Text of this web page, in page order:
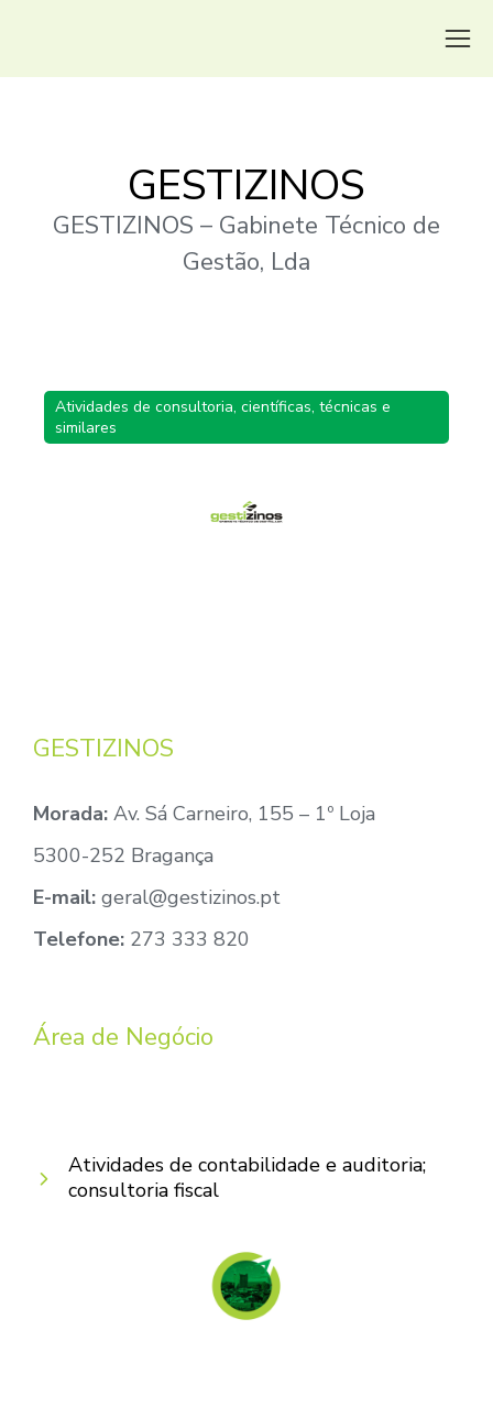
GESTIZINOS
GESTIZINOS – Gabinete Técnico de
Gestão, Lda
Atividades de consultoria, científicas, técnicas e
similares
GESTIZINOS
Morada: Av. Sá Carneiro, 155 – 1º Loja
5300-252 Bragança
E-mail: geral@gestizinos.pt
Telefone: 273 333 820
Área de Negócio
Atividades de contabilidade e auditoria;
consultoria fiscal